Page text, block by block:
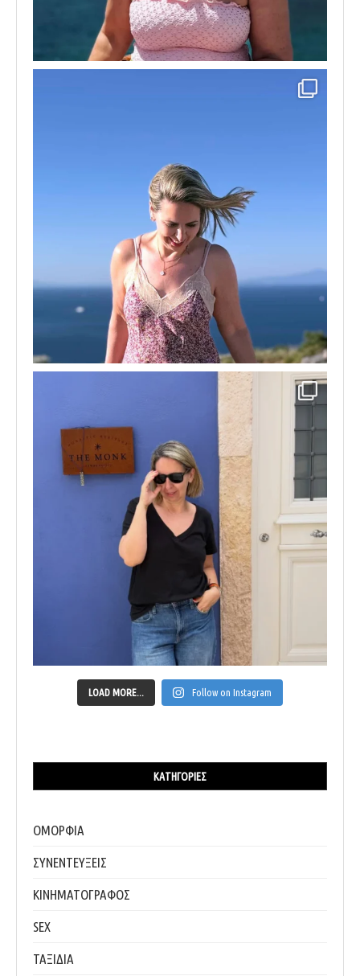
LOAD MORE... Follow on Instagram
ΚΑΤΗΓΟΡΊΕΣ
ΟΜΟΡΦΙΑ
ΣΥΝΕΝΤΕΥΞΕΙΣ
ΚΙΝΗΜΑΤΟΓΡΑΦΟΣ
SEX
ΤΑΞΙΔΙΑ